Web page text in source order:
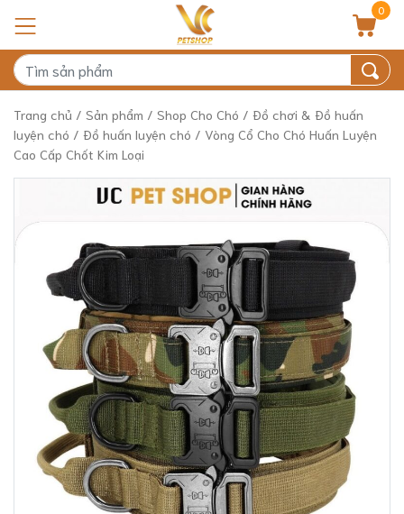
0
Trang chủ / Sản phẩm / Shop Cho Chó / Đồ chơi & Đồ huấn
luyện chó / Đồ huấn luyện chó / Vòng Cổ Cho Chó Huấn Luyện
Cao Cấp Chốt Kim Loại